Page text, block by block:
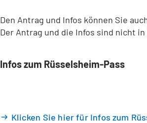
Den Antrag und Infos können Sie
Der Antrag und die Infos sind nicht
Infos zum Rüsselsheim-Pass
Klicken Sie hier für Infos zum